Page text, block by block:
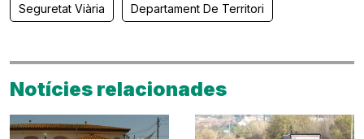
Seguretat Viària Departament De Territori
Notícies relacionades